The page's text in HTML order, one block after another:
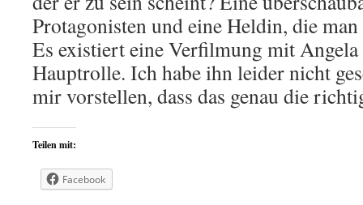
Protagonisten und eine Heldin, die
Es existiert eine Verfilmung mit
Hauptrolle. Ich habe ihn leider nicht
mir vorstellen, dass das genau die
Teilen mit:
Facebook